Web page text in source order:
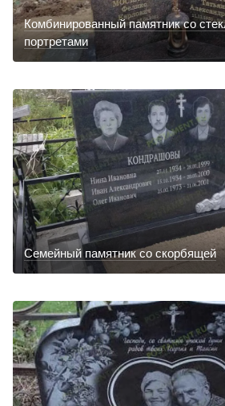
Комбинированный памятник со
портретами
Семейный памятник со скорбящей